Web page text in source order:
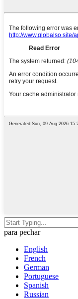
para pechar
English
French
German
Portuguese
Spanish
Russian